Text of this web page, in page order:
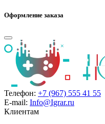
Оформление заказа
Телефон: +7 (967) 555 41 55
E-mail: Info@Igrar.ru
Клиентам